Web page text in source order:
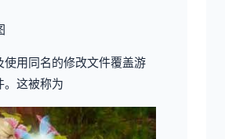
使用同名的修改文件覆盖游
。这被称为